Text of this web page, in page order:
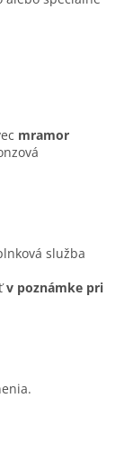
mramor
služba
v poznámke pri